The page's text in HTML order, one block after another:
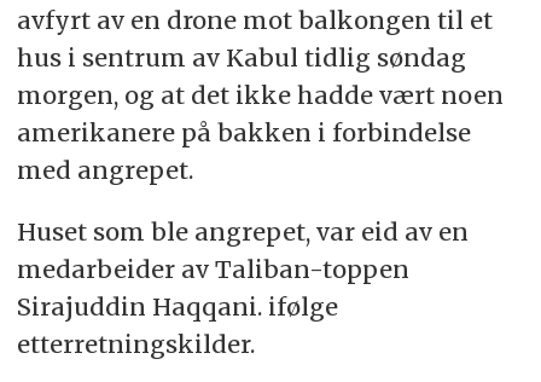
avfyrt av en drone mot balkongen til et
hus i sentrum av Kabul tidlig søndag
morgen, og at det ikke hadde vært noen
amerikanere på bakken i forbindelse
med angrepet.
Huset som ble angrepet, var eid av en
medarbeider av Taliban-toppen
Sirajuddin Haqqani. ifølge
etterretningskilder.